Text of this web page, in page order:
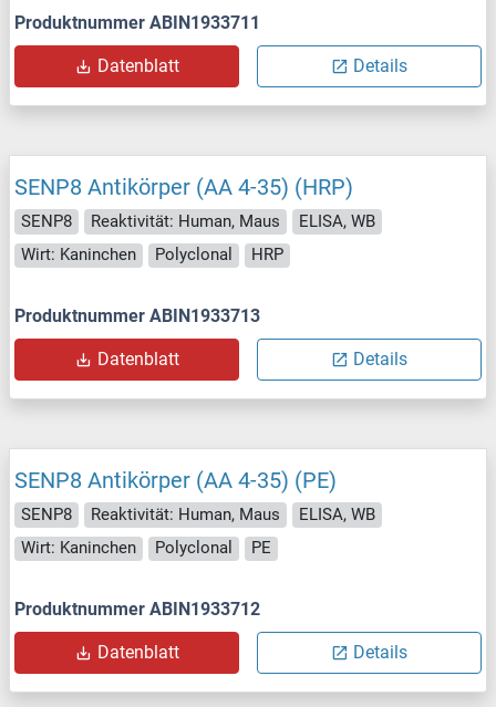
Produktnummer ABIN1933711
Datenblatt Details
SENP8 Antikörper (AA 4-35) (HRP)
SENP8 Reaktivität: Human, Maus
ELISA, WB
Wirt: Kaninchen
Polyclonal HRP
Produktnummer ABIN1933713
Datenblatt Details
SENP8 Antikörper (AA 4-35) (PE)
SENP8 Reaktivität: Human, Maus
ELISA, WB
Wirt: Kaninchen
Polyclonal PE
Produktnummer ABIN1933712
Datenblatt Details